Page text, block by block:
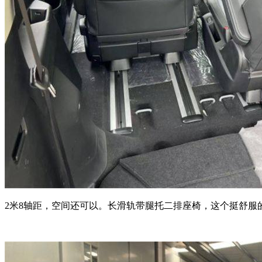
2米8轴距，空间还可以。长滑轨带腿托二排座椅，这个挺舒服